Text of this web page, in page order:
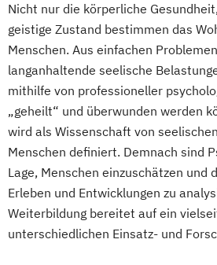
NLP Tools in der
Beratungspraxis
Paarberater/ -in
Paarberater/-in +
in
Psychologische/r Berater/-in
Psychologische/r Berater/-
"Burnout-Prävention"
Psychologische/r Berater/-
"Entspannungspädagogik"
Psychologische/r Berater/-
Nicht nur die körperliche
geistige Zustand bestimmen das
Menschen. Aus einfachen
langanhaltende seelische
mithilfe von professioneller
„geheilt“ und überwunden werden
wird als Wissenschaft von
Menschen definiert. Demnach sind
Lage, Menschen einzuschätzen und
Erleben und Entwicklungen zu
Weiterbildung bereitet auf ein
unterschiedlichen Einsatz- und